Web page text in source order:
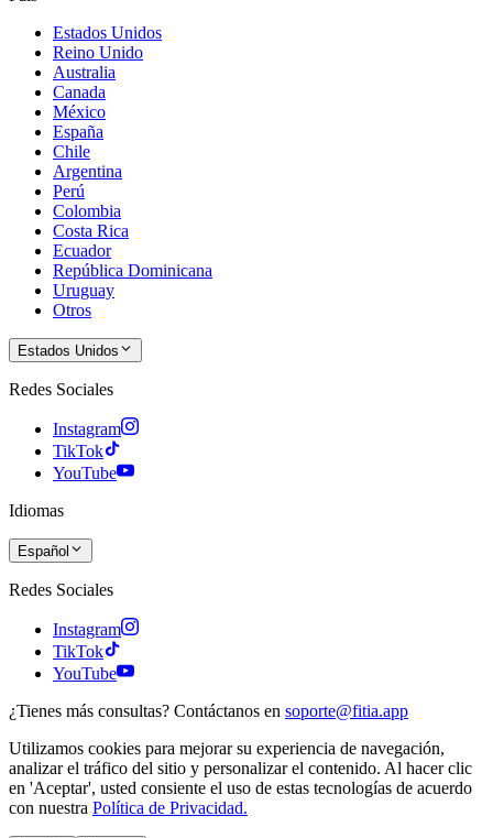
Estados Unidos
Reino Unido
Australia
Canada
México
España
Chile
Argentina
Perú
Colombia
Costa Rica
Ecuador
República Dominicana
Uruguay
Otros
Estados Unidos
Redes Sociales
Instagram
TikTok
YouTube
Idiomas
Español
Redes Sociales
Instagram
TikTok
YouTube
¿Tienes más consultas? Contáctanos en soporte@fitia.app
Utilizamos cookies para mejorar su experiencia de navegación,
analizar el tráfico del sitio y personalizar el contenido. Al hacer clic
en 'Aceptar', usted consiente el uso de estas tecnologías de acuerdo
con nuestra Política de Privacidad.